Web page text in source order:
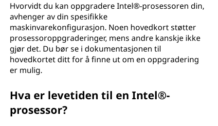
Hvorvidt du kan oppgradere Intel®-prosessoren din,
avhenger av din spesifikke
maskinvarekonfigurasjon. Noen hovedkort støtter
prosessoroppgraderinger, mens andre kanskje ikke
gjør det. Du bør se i dokumentasjonen til
hovedkortet ditt for å finne ut om en oppgradering
er mulig.
Hva er levetiden til en Intel®-
prosessor?